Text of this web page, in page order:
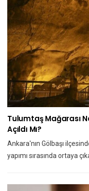
Tulumtaş Mağarası
Açıldı Mı?
Ankara'nın Gölbaşı
yapımı sırasında ortaya